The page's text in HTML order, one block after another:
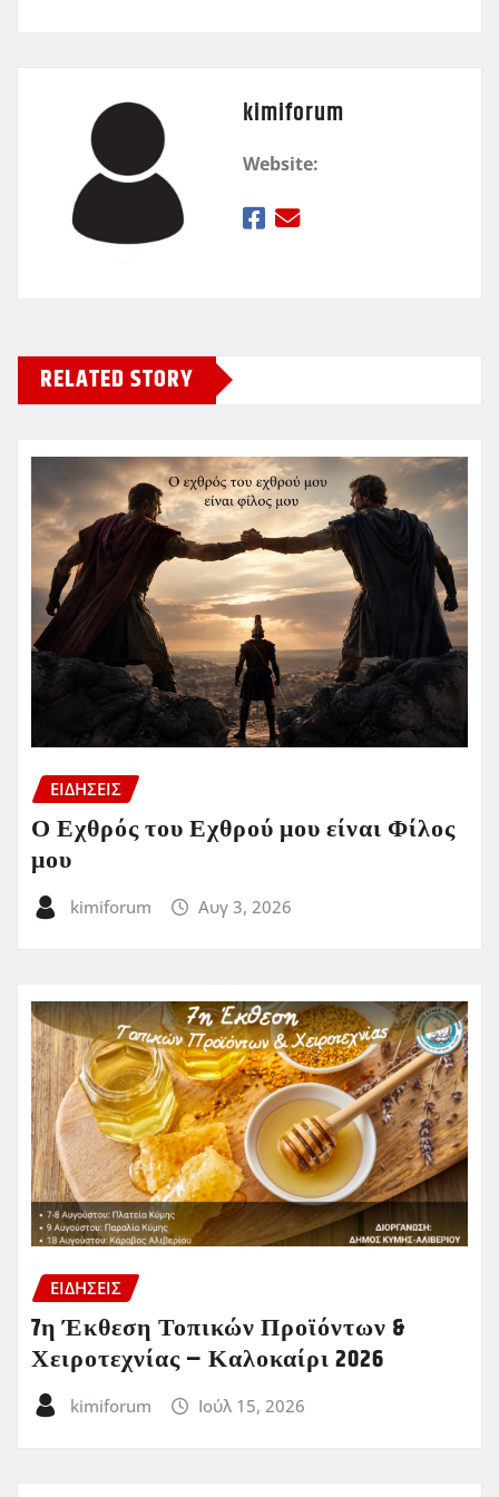
kimiforum
Website:
RELATED STORY
ΕΙΔΗΣΕΙΣ
Ο Εχθρός του Εχθρού μου είναι Φίλος
μου
kimiforum Αυγ 3, 2026
ΕΙΔΗΣΕΙΣ
7η Έκθεση Τοπικών Προϊόντων &
Χειροτεχνίας – Καλοκαίρι 2026
kimiforum Ιούλ 15, 2026